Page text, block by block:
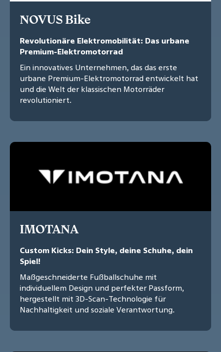
NOVUS Bike
Revolutionäre Elektromobilität: Das urbane
Premium-Elektromotorrad
Ein innovatives Unternehmen, das das erste
urbane Premium-Elektromotorrad entwickelt hat
und die Welt der klassischen Motorräder
revolutioniert.
IMOTANA
Custom Kicks: Dein Style, deine Schuhe, dein
Spiel!
Maßgeschneiderte Fußballschuhe mit
individuellem Design und perfekter Passform,
hergestellt mit 3D-Scan-Technologie für
Nachhaltigkeit und soziale Verantwortung.